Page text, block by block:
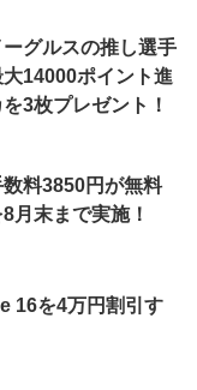
グルスの推し選手
14000ポイント進
3枚プレゼント！
料3850円が無料
月末まで実施！
16を4万円割引す